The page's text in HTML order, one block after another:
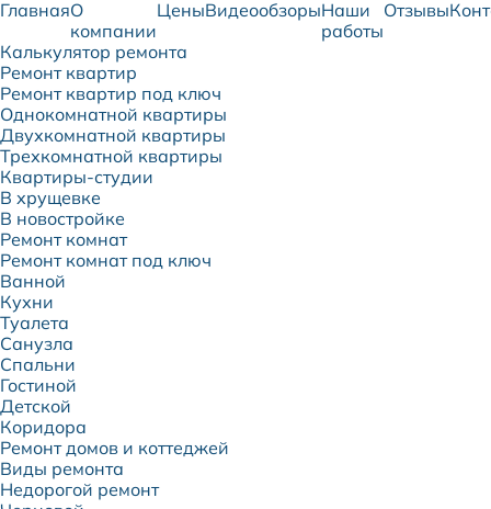
ГлавнаяО
компании
ЦеныВидеообзорыНаши
работы
Отзывы
Калькулятор ремонта
Ремонт квартир
Ремонт квартир под ключ
Однокомнатной квартиры
Двухкомнатной квартиры
Трехкомнатной квартиры
Квартиры-студии
В хрущевке
В новостройке
Ремонт комнат
Ремонт комнат под ключ
Ванной
Кухни
Туалета
Санузла
Спальни
Гостиной
Детской
Коридора
Ремонт домов и коттеджей
Виды ремонта
Недорогой ремонт